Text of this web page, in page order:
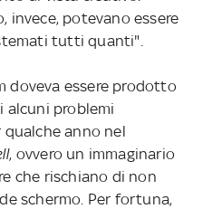
invece, potevano essere
tutti quanti".
doveva essere prodotto
alcuni problemi
anno nel
, ovvero un immaginario
che rischiano di non
schermo. Per fortuna,